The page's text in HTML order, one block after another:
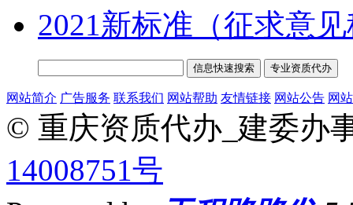
2021新标准（征求意
网站简介 广告服务 联系我们 网站帮助 友情链接 网站公告 网
© 重庆资质代办_建委办
14008751号